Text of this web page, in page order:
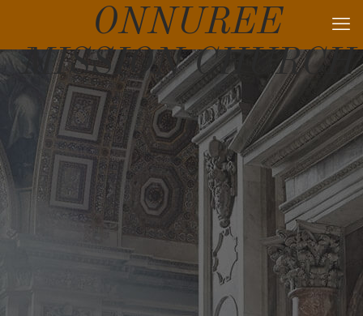
ONNUREE
MISSION CHURCH